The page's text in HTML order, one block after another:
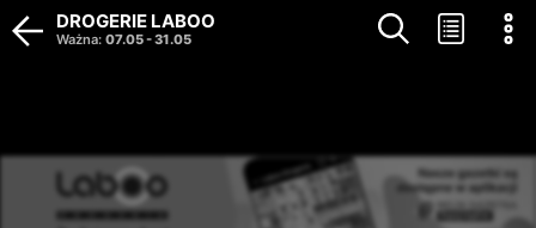
DROGERIE LABOO
Ważna: 07.05-31.05